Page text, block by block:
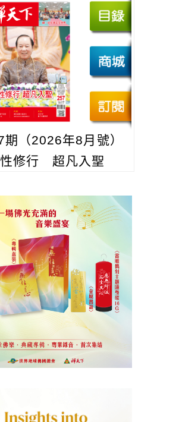
期（2026年8月號）
修行 超凡入聖